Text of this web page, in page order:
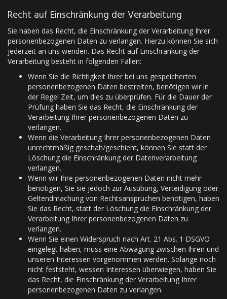
Recht auf Einschränkung der Verarbeitung
Sie haben das Recht, die Einschränkung der Verarbeitung Ihrer
personenbezogenen Daten zu verlangen. Hierzu können Sie sich
jederzeit an uns wenden. Das Recht auf Einschränkung der
Verarbeitung besteht in folgenden Fällen:
Wenn Sie die Richtigkeit Ihrer bei uns gespeicherten
personenbezogenen Daten bestreiten, benötigen wir in
der Regel Zeit, um dies zu überprüfen. Für die Dauer der
Prüfung haben Sie das Recht, die Einschränkung der
Verarbeitung Ihrer personenbezogenen Daten zu
verlangen.
Wenn die Verarbeitung Ihrer personenbezogenen Daten
unrechtmäßig geschah/geschieht, können Sie statt der
Löschung die Einschränkung der Datenverarbeitung
verlangen.
Wenn wir Ihre personenbezogenen Daten nicht mehr
benötigen, Sie sie jedoch zur Ausübung, Verteidigung oder
Geltendmachung von Rechtsansprüchen benötigen, haben
Sie das Recht, statt der Löschung die Einschränkung der
Verarbeitung Ihrer personenbezogenen Daten zu
verlangen.
Wenn Sie einen Widerspruch nach Art. 21 Abs. 1 DSGVO
eingelegt haben, muss eine Abwägung zwischen Ihren und
unseren Interessen vorgenommen werden. Solange noch
nicht feststeht, wessen Interessen überwiegen, haben Sie
das Recht, die Einschränkung der Verarbeitung Ihrer
personenbezogenen Daten zu verlangen.